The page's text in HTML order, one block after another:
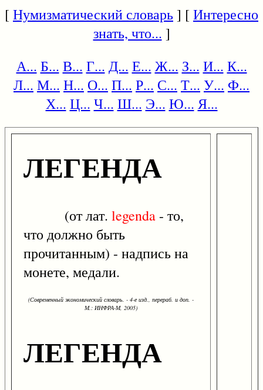
[Нумизматический словарь] [Интересно
знать, что... ]
А... Б... В... Г... Д... Е... Ж... З... И... К...
Л... М... Н... О... П... Р... С... Т... У... Ф...
Х... Ц... Ч... Ш... Э... Ю... Я...
ЛЕГЕНДА
(от лат. legenda - то,
что должно быть
прочитанным) - надпись на
монете, медали.
(Современный экономический словарь. - 4-е изд., перераб. и доп. -
М.: ИНФРА-М, 2005)
ЛЕГЕНДА